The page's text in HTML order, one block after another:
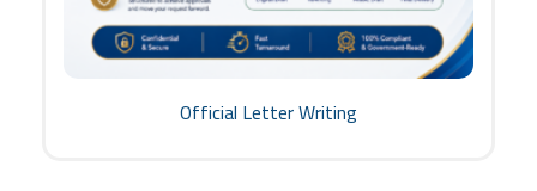
Official Letter Writing